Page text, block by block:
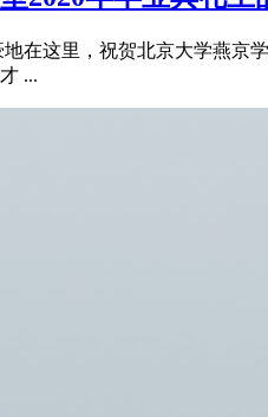
在这里，祝贺北京大学燕
...